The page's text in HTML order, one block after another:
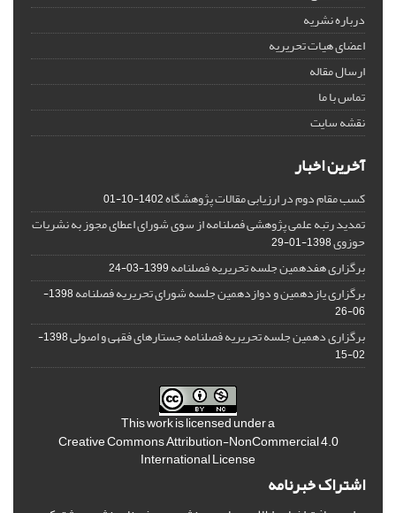
درباره نشریه
اعضای هیات تحریریه
ارسال مقاله
تماس با ما
نقشه سایت
آخرین اخبار
کسب مقام دوم در ارزیابی مقالات پژوهشگاه1402-10-01
تمدید رتبه علمی پژوهشی فصلنامه از سوی شورای اعطای مجوز به نشریات
حوزوی1398-01-29
برگزاری هفدهمین جلسه تحریریه فصلنامه1399-03-24
برگزاری یازدهمین و دوازدهمین جلسه شورای تحریریه فصلنامه
1398-
06-26
برگزاری دهمین جلسه تحریریه فصلنامه جستارهای فقهی و اصولی
1398-
02-15
This work is licensed under a
Creative Commons Attribution-NonCommercial 4.0
International License
اشتراک خبرنامه